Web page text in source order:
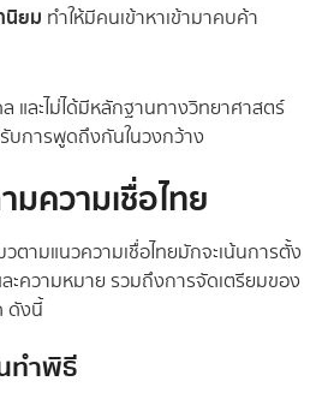
นิยม ทำให้มีคนเข้าหาเข้ามาคบค้า
และไม่ได้มีหลักฐานทางวิทยาศาสตร์
บการพูดถึงกันในวงกว้าง
ความเชื่อไทย
ตามแนวความเชื่อไทยมักจะเน้นการตั้ง
ละความหมาย รวมถึงการจัดเตรียมของ
ดังนี้
ทำพิธี